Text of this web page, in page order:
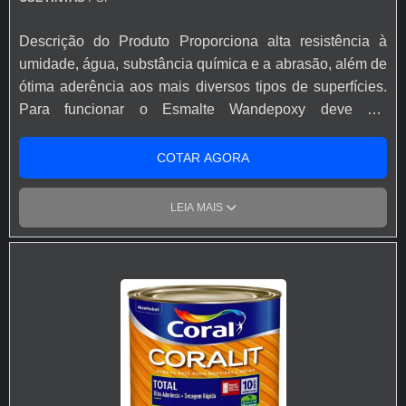
Descrição do Produto Proporciona alta resistência à
umidade, água, substância química e a abrasão, além de
ótima aderência aos mais diversos tipos de superfícies.
Para funcionar o Esmalte Wandepoxy deve ser
componente B. Existem dois tipos de catalisador, o
amina e o amida: - Catalisador Amina: indicado para
situações que requerem maior resistência química da
película - Catalisador Amida: indicado para melhor
acabamento e resistência à água Como preparar: -
separadamente antes de misturá-los. - Adicionar o
componente B sobre o componente A, obedecendo
sempre a proporção de 3 partes em volume do
componente A para 1 parte em volume do componente B.
- Homogeneizar bem a mistura e aguardar cerca de 15
COTAR AGORA
LEIA MAIS